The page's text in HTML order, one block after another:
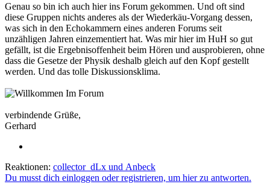
Genau so bin ich auch hier ins Forum gekommen. Und oft sind
diese Gruppen nichts anderes als der Wiederkäu-Vorgang dessen,
was sich in den Echokammern eines anderen Forums seit
unzähligen Jahren einzementiert hat. Was mir hier im HuH so gut
gefällt, ist die Ergebnisoffenheit beim Hören und ausprobieren, ohne
dass die Gesetze der Physik deshalb gleich auf den Kopf gestellt
werden. Und das tolle Diskussionsklima.
verbindende Grüße,
Gerhard
Reaktionen: collector_dLx und Anbeck
Du musst dich einloggen oder registrieren, um hier zu antworten.